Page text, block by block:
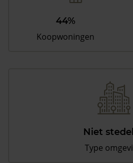
44%
Koopwoningen
Niet
Type